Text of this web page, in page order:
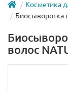
Косметика
Биосыворотка
волос